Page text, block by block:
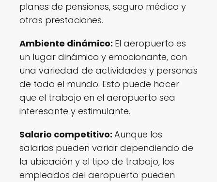
planes de pensiones, seguro médico y
otras prestaciones.
Ambiente dinámico: El aeropuerto es
un lugar dinámico y emocionante, con
una variedad de actividades y personas
de todo el mundo. Esto puede hacer
que el trabajo en el aeropuerto sea
interesante y estimulante.
Salario competitivo: Aunque los
salarios pueden variar dependiendo de
la ubicación y el tipo de trabajo, los
empleados del aeropuerto pueden